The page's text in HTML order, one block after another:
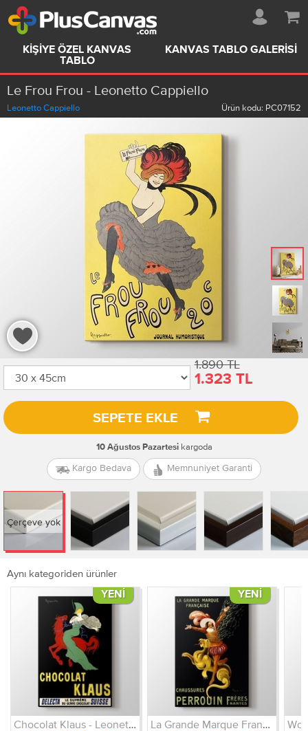
KIŞIYE ÖZEL KANVAS
TABLO
KANVAS TABLO GALERISI
Le Frou Frou - Leonetto Cappiello
Leonetto Cappiello Ürün kodu: PC07152
1.890 TL
1.323 TL
SEPETE EKLE
10 Ağustos Pazartesikargoda
Kargo Bedava Memnuniyet Garanti
Çerçeve yok
Aynı kategoriden ürünler
YENI
Chocolat Klaus - Leonetto Cappiello
YENI
La Grande Marque Francaise - Leonetto Cappiello